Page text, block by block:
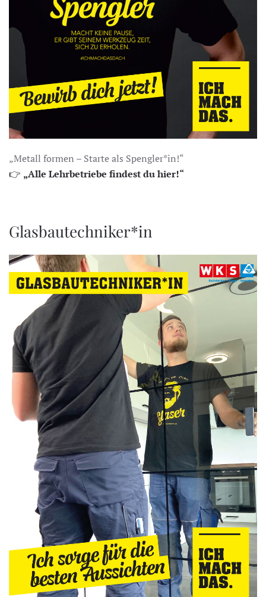
„Metall formen – Starte als Spengler*in!“
👉 „Alle Lehrbetriebe findest du hier!“
Glasbautechniker*in